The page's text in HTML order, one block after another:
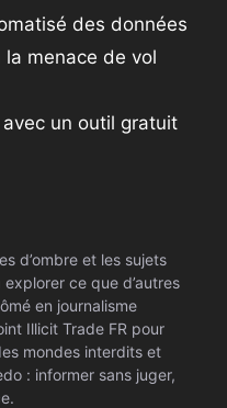
des données
menace de vol
un outil gratuit
d’ombre et les sujets
ce que d’autres
en journalisme
Illicit Trade FR pour
mondes interdits et
: informer sans juger,